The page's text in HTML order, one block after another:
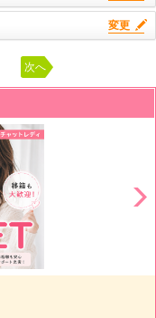
変更
次へ